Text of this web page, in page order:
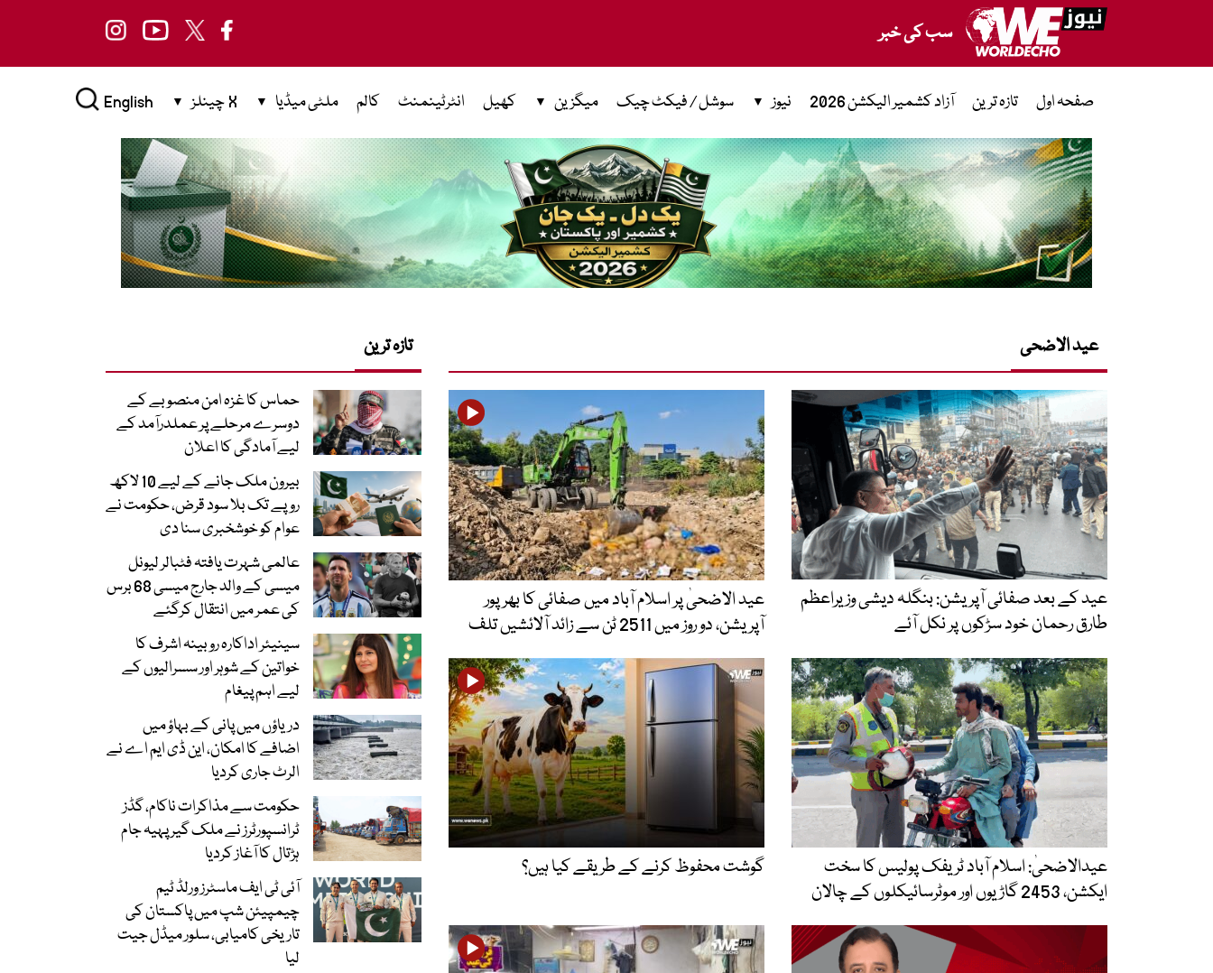
سب کی خبر
صفحہ اول تازہ ترین آزاد کشمیر الیکشن 2026 نیوز سوشل / فیکٹ چیک میگزین کھیل انٹرٹینمنٹ کالم ملٹی میڈیا X چینلز English
عید الاضحی
عید کے بعد صفائی آپریشن: بنگلہ دیشی وزیراعظم
طارق رحمان خود سڑکوں پر نکل آئے
عید الاضحیٰ پر اسلام آباد میں صفائی کا بھرپور
آپریشن، دو روز میں 2511 ٹن سے زائد آلائشیں تلف
عیدالاضحیٰ: اسلام آباد ٹریفک پولیس کا سخت
ایکشن، 2453 گاڑیوں اور موٹرسائیکلوں کے چالان
گوشت محفوظ کرنے کے طریقے کیا ہیں؟
تازہ ترین
حماس کا غزہ امن منصوبے کے
دوسرے مرحلے پر عملدرآمد کے
لیے آمادگی کا اعلان
بیرون ملک جانے کے لیے 10 لاکھ
روپے تک بلا سود قرض، حکومت نے
عوام کو خوشخبری سنا دی
عالمی شہرت یافتہ فٹبالر لیونل
میسی کے والد جارج میسی 68 برس
کی عمر میں انتقال کرگئے
سینیئر اداکارہ روبینہ اشرف کا
خواتین کے شوہر اور سسرالیوں کے
لیے اہم پیغام
دریاؤں میں پانی کے بہاؤ میں
اضافے کا امکان، این ڈی ایم اے نے
الرٹ جاری کردیا
حکومت سے مذاکرات ناکام، گڈز
ٹرانسپورٹرز نے ملک گیر پہیہ جام
ہڑتال کا آغاز کردیا
آئی ٹی ایف ماسٹرز ورلڈ ٹیم
چیمپیئن شپ میں پاکستان کی
تاریخی کامیابی، سلور میڈل جیت
لیا